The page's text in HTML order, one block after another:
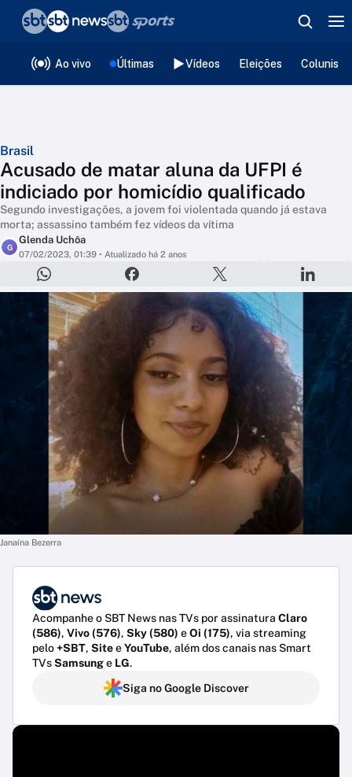
Ao vivo Últimas Vídeos Eleições
Brasil
Acusado de matar aluna da UFPI é
indiciado por homicídio qualificado
Segundo investigações, a jovem foi violentada quando já estava
morta; assassino também fez vídeos da vítima
G
Glenda Uchôa
07/02/2023, 01:39 • Atualizado há 2 anos
Janaína Bezerra
Acompanhe o SBT News nas TVs por assinatura Claro
(586), Vivo (576), Sky (580) eOi (175), via streaming
pelo+SBT, SiteeYouTube, além dos canais nas Smart
TVsSamsunge LG.
Siga no Google Discover
❮voltar
Editorias